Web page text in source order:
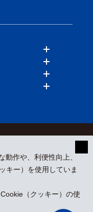
動作や、利便性向上、
キー）を使用していま
（クッキー）の使
レスリリース
Reserved.